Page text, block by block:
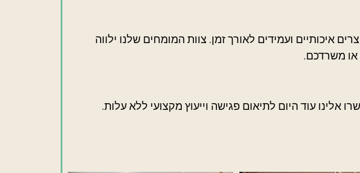
איכותיים ועמידים לאורך זמן. צוות המומחים שלנו ילווה
או משרדכם.
אלינו עוד היום לתיאום פגישה וייעוץ מקצועי ללא עלות.